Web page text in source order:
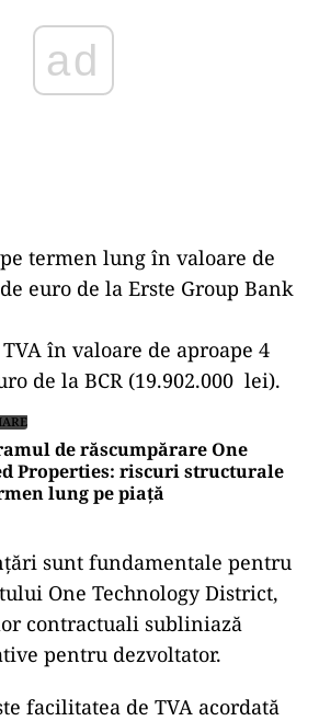
termen lung în valoare de
euro de la Erste Group Bank
în valoare de aproape 4
de la BCR (19.902.000 lei).
de răscumpărare One
Properties: riscuri structurale
lung pe piață
sunt fundamentale pentru
One Technology District,
contractuali subliniază
pentru dezvoltator.
facilitatea de TVA acordată